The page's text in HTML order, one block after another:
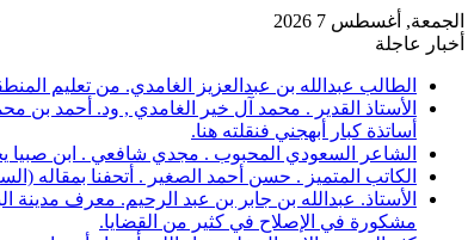
الجمعة, أغسطس 7 2026
أخبار عاجلة
الطالب عبدالله بن عبدالعزيز الغامدي. من تعليم المنطقة
الأستاذ القدير . محمد آل خير الغامدي , ود. أحمد بن
أساتذة كبار أبهجني فنقلته هنا.
الشاعر السعودي المحبوب . مجدي شافعي . ابن صبيا
الكاتب المتميز . حسن أحمد الصغير . أتحفنا بمقاله
الأستاذ. عبدالله بن جابر بن عبد الرحيم. معرف
مشكورة في الإصلاح في كثير من القضايا.